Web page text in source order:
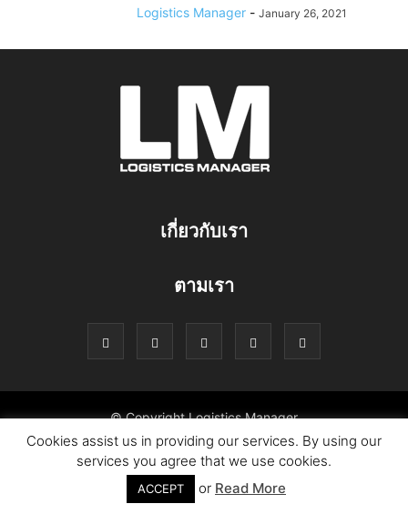
Logistics Manager - January 26, 2021
เกี่ยวกับเรา
ตามเรา
© Copyright Logistics Manager
Cookies assist us in providing our services. By using our
services you agree that we use cookies.
ACCEPT or Read More